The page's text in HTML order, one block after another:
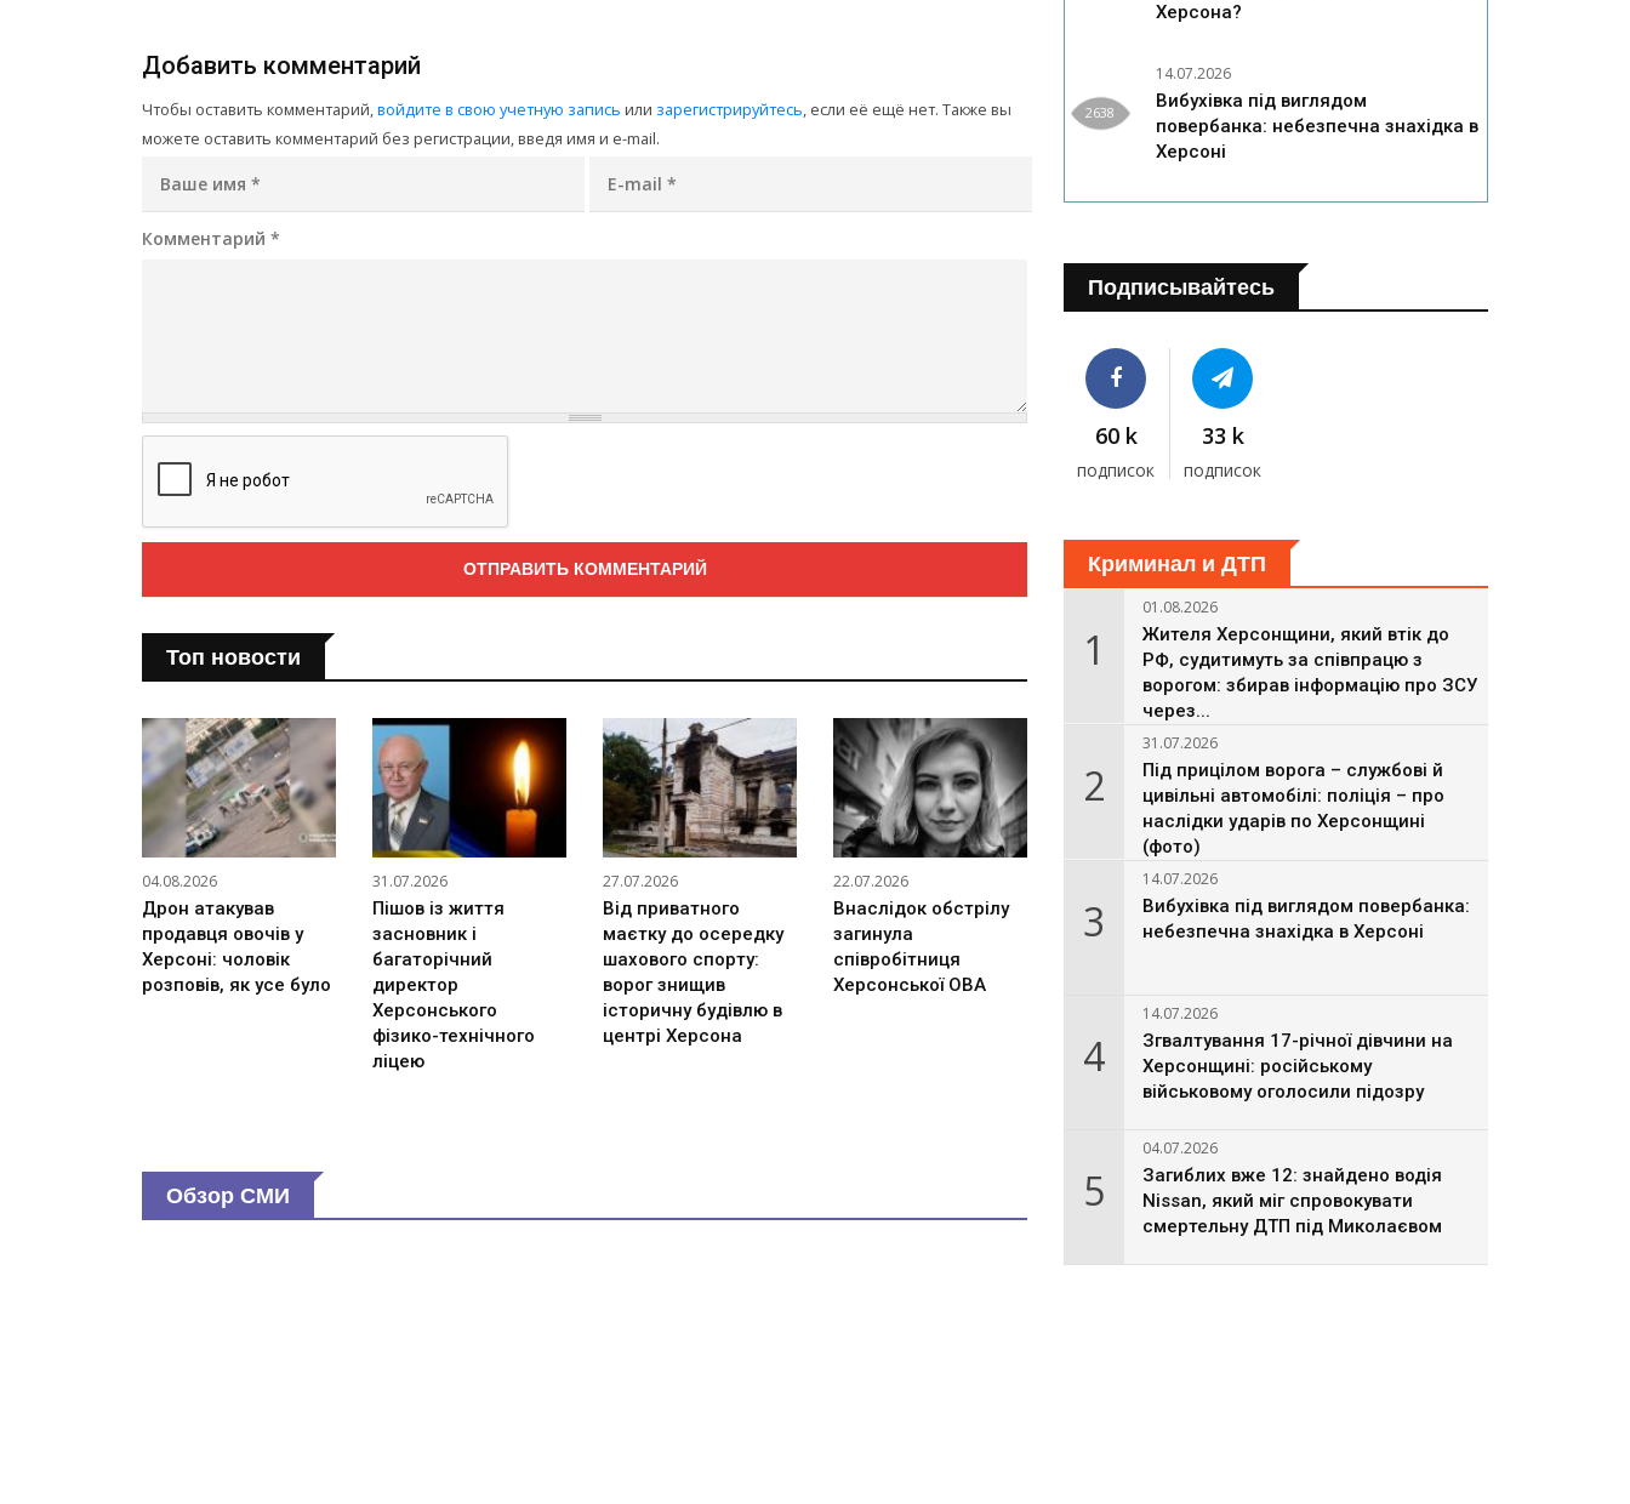
Добавить комментарий
Чтобы оставить комментарий,войдите в свою учетную запись или зарегистрируйтесь, если её ещё нет. Также вы
можете оставить комментарий без регистрации, введя имя и e-mail.
Комментарий *
Топ новости
04.08.2026
Дрон атакував
продавця овочів у
Херсоні: чоловік
розповів, як усе було
31.07.2026
Пішов із життя
засновник і
багаторічний
директор
Херсонського
фізико-технічного
ліцею
27.07.2026
Від приватного
маєтку до осередку
шахового спорту:
ворог знищив
історичну будівлю в
центрі Херсона
22.07.2026
Внаслідок обстрілу
загинула
співробітниця
Херсонської ОВА
Обзор СМИ
Херсона?
2638
14.07.2026
Вибухівка під виглядом
повербанка: небезпечна знахідка в
Херсоні
Подписывайтесь
60 k
подписок
33 k
подписок
Криминал и ДТП
1
01.08.2026
Жителя Херсонщини, який втік до
РФ, судитимуть за співпрацю з
ворогом: збирав інформацію про ЗСУ
через...
2
31.07.2026
Під прицілом ворога – службові й
цивільні автомобілі: поліція – про
наслідки ударів по Херсонщині
(фото)
3
14.07.2026
Вибухівка під виглядом повербанка:
небезпечна знахідка в Херсоні
4
14.07.2026
Згвалтування 17-річної дівчини на
Херсонщині: російському
військовому оголосили підозру
5
04.07.2026
Загиблих вже 12: знайдено водія
Nissan, який міг спровокувати
смертельну ДТП під Миколаєвом